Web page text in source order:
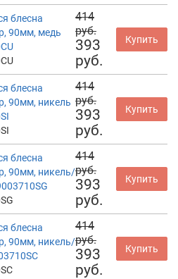
блесна
90мм, медь
414
руб.
393
руб.
Купить
блесна
90мм, никель
414
руб.
393
руб.
Купить
блесна
90мм, никель/
414
руб.
393
руб.
Купить
блесна
90мм, никель/
414
руб.
393
руб.
Купить